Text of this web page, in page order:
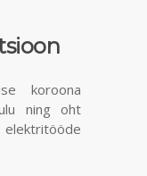
koroona
ning oht